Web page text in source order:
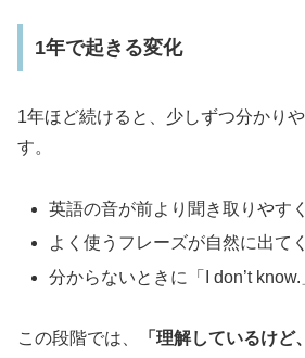
1年で起きる変化
1年ほど続けると、少しずつ分かり
す。
英語の音が前より聞き取りやす
よく使うフレーズが自然に出て
分からないときに「I don’t
この段階では、
「理解しているけ